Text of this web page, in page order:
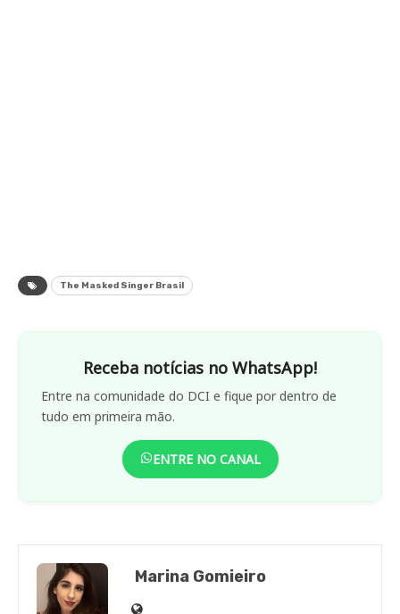
The Masked Singer Brasil
Receba notícias no WhatsApp!
Entre na comunidade do DCI e fique por dentro de
tudo em primeira mão.
ENTRE NO CANAL
Marina Gomieiro
Site